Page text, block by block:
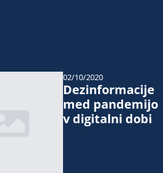
Dezinformacije
med pandemijo
v digitalni dobi
02/10/2020